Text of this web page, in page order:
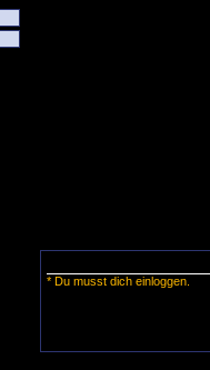
* Du musst dich einloggen.